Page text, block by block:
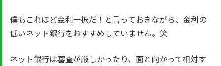
僕もこれほど金利一択だ！と言っておきながら、金利の
低いネット銀行をおすすめしていません。笑
ネット銀行は審査が厳しかったり、面と向かって相対す